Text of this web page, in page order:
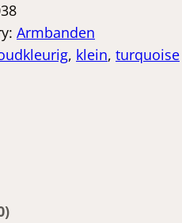
Armbanden
, klein, turquoise